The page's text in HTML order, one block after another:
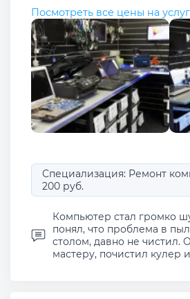
Посмотреть все цены на
Специализация: Ремонт
200 руб.
Компьютер стал громко
понял, что проблема в
столом, давно не чистил.
мастеру, почистил кулер и